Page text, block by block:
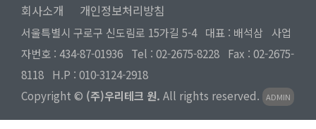
회사소개 개인정보처리방침
서울특별시 구로구 신도림로 15가길 5-4 대표 : 배석삼 사업
자번호 : 434-87-01936 Tel : 02-2675-8228 Fax : 02-2675-
8118 H.P : 010-3124-2918
Copyright © (주)우리테크 원. All rights reserved. ADMIN